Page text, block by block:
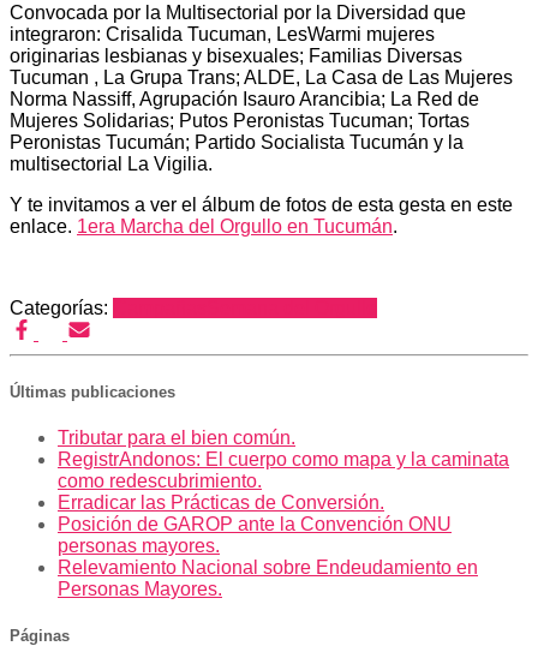
Convocada por la Multisectorial por la Diversidad que
integraron: Crisalida Tucuman, LesWarmi mujeres
originarias lesbianas y bisexuales; Familias Diversas
Tucuman , La Grupa Trans; ALDE, La Casa de Las Mujeres
Norma Nassiff, Agrupación Isauro Arancibia; La Red de
Mujeres Solidarias; Putos Peronistas Tucuman; Tortas
Peronistas Tucumán; Partido Socialista Tucumán y la
multisectorial La Vigilia.
Y te invitamos a ver el álbum de fotos de esta gesta en este
enlace. 1era Marcha del Orgullo en Tucumán.
Categorías:
Últimas publicaciones
Tributar para el bien común.
RegistrAndonos: El cuerpo como mapa y la caminata
como redescubrimiento.
Erradicar las Prácticas de Conversión.
Posición de GAROP ante la Convención ONU
personas mayores.
Relevamiento Nacional sobre Endeudamiento en
Personas Mayores.
Páginas